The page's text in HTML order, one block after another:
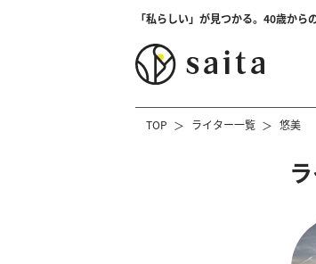
「私らしい」が見つかる。40歳から
TOP ライター一覧 悠美